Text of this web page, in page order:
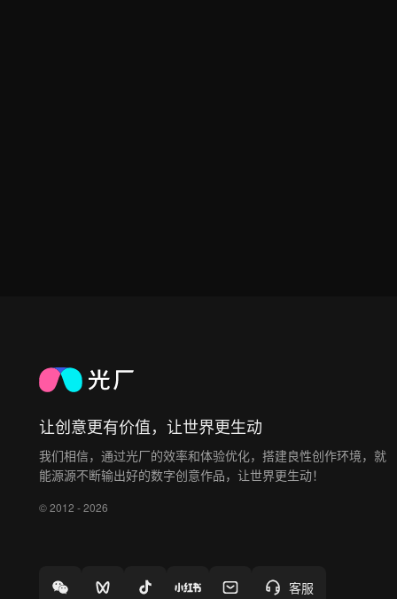
让创意更有价值，让世界更生动
我们相信，通过光厂的效率和体验优化，搭建良性创作环境，就
能源源不断输出好的数字创意作品，让世界更生动！
© 2012 - 2026
客服